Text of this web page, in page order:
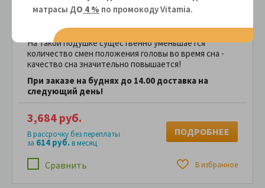
составе вязкоэластичную пену с эффектом памяти
способствует снижению болевых ощущений в шее.
На такой подушке существенно уменьшается
количество смен положения головы во время сна -
качество сна значительно повышается!
При заказе на буднях до 14.00 доставка на
следующий день!
Сравнить В избранное
3,684 руб.
В рассрочку без переплаты
за 614 руб.в месяц
ПОДРОБНЕЕ
матрасы ДО 4 % по промокоду Vitamiа.